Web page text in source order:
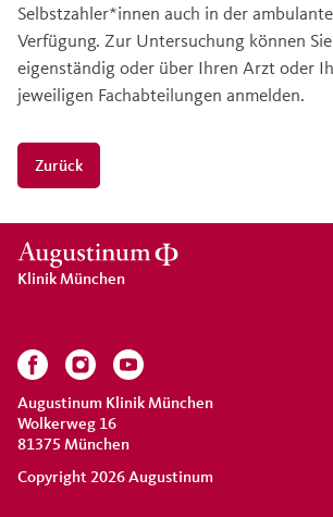
Selbstzahler*innen auch in der
Verfügung. Zur Untersuchung können
eigenständig oder über Ihren Arzt oder
jeweiligen Fachabteilungen anmelden.
Zurück
Klinik München
Augustinum Klinik München
Wolkerweg 16
81375 München
Copyright 2026 Augustinum